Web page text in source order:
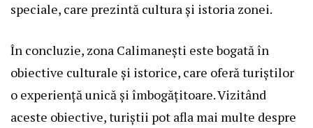
speciale, care prezintă cultura și istoria zonei.
În concluzie, zona Calimanești este bogată în
obiective culturale și istorice, care oferă turiștilor
o experiență unică și îmbogățitoare. Vizitând
aceste obiective, turiștii pot afla mai multe despre